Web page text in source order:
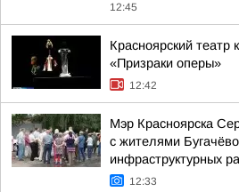
12:45
Красноярский театр
«Призраки оперы»
12:42
Мэр Красноярска
с жителями
инфраструктурных
12:33